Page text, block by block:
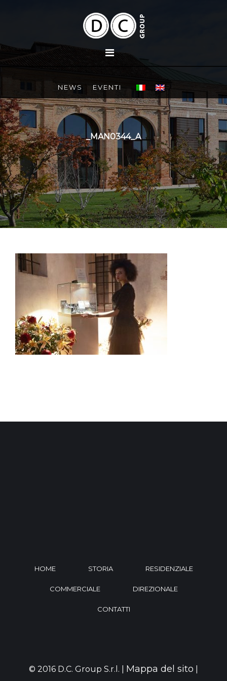
NEWS EVENTI
_MAN0344_A
HOME STORIA RESIDENZIALE
COMMERCIALE DIREZIONALE
CONTATTI
© 2016 D.C. Group S.r.l. | Mappa del sito